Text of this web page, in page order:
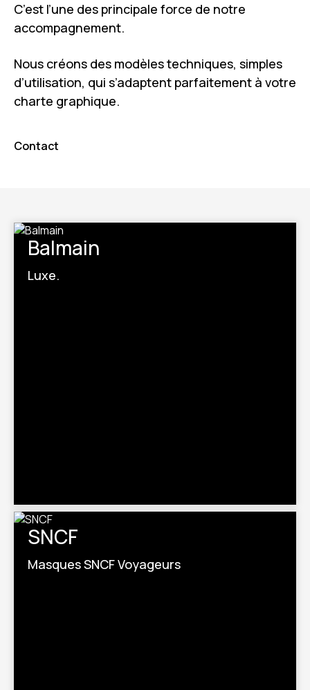
C’est l’une des principale force de notre
accompagnement.
Nous créons des modèles techniques, simples
d’utilisation, qui s’adaptent parfaitement à votre
charte graphique.
Contact
Balmain
Luxe.
SNCF
Masques SNCF Voyageurs